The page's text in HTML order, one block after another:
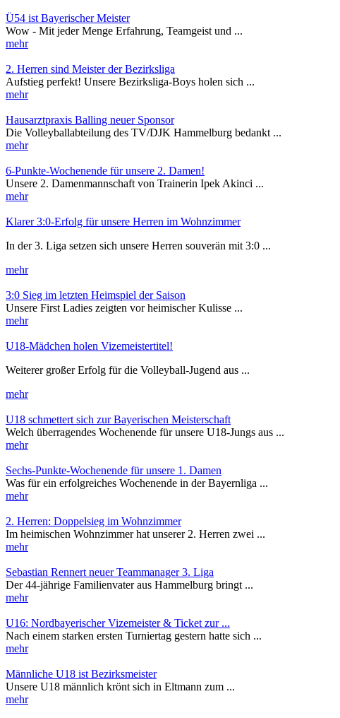
Ü54 ist Bayerischer Meister
Wow - Mit jeder Menge Erfahrung, Teamgeist und ...
mehr
2. Herren sind Meister der Bezirksliga
Aufstieg perfekt! Unsere Bezirksliga-Boys holen sich ...
mehr
Hausarztpraxis Balling neuer Sponsor
Die Volleyballabteilung des TV/DJK Hammelburg bedankt ...
mehr
6-Punkte-Wochenende für unsere 2. Damen!
Unsere 2. Damenmannschaft von Trainerin Ipek Akinci ...
mehr
Klarer 3:0-Erfolg für unsere Herren im Wohnzimmer
In der 3. Liga setzen sich unsere Herren souverän mit 3:0 ...
mehr
3:0 Sieg im letzten Heimspiel der Saison
Unsere First Ladies zeigten vor heimischer Kulisse ...
mehr
U18-Mädchen holen Vizemeistertitel!
Weiterer großer Erfolg für die Volleyball-Jugend aus ...
mehr
U18 schmettert sich zur Bayerischen Meisterschaft
Welch überragendes Wochenende für unsere U18-Jungs aus ...
mehr
Sechs-Punkte-Wochenende für unsere 1. Damen
Was für ein erfolgreiches Wochenende in der Bayernliga ...
mehr
2. Herren: Doppelsieg im Wohnzimmer
Im heimischen Wohnzimmer hat unserer 2. Herren zwei ...
mehr
Sebastian Rennert neuer Teammanager 3. Liga
Der 44-jährige Familienvater aus Hammelburg bringt ...
mehr
U16: Nordbayerischer Vizemeister & Ticket zur ...
Nach einem starken ersten Turniertag gestern hatte sich ...
mehr
Männliche U18 ist Bezirksmeister
Unsere U18 männlich krönt sich in Eltmann zum ...
mehr